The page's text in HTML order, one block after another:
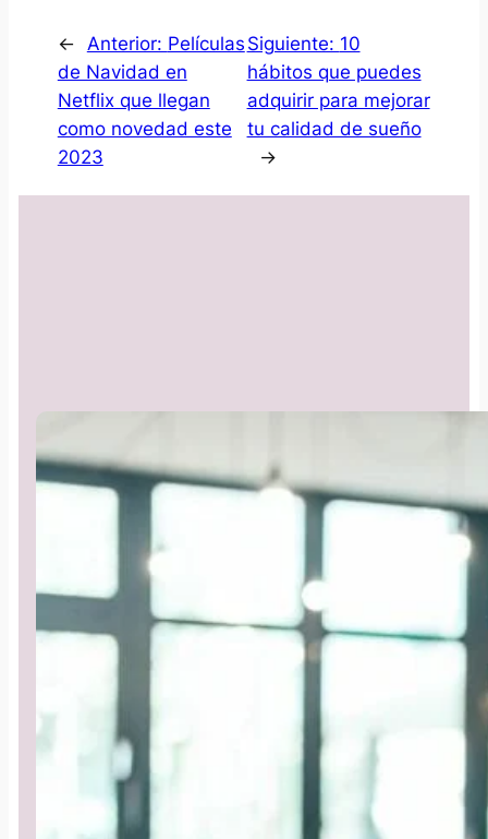
← Anterior: Películas
de Navidad en
Netflix que llegan
como novedad este
2023
Siguiente: 10
hábitos que puedes
adquirir para mejorar
tu calidad de sueño
→